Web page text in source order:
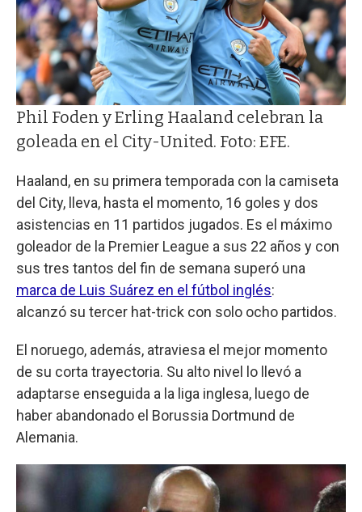
Phil Foden y Erling Haaland celebran la
goleada en el City-United. Foto: EFE.
Haaland, en su primera temporada con la camiseta
del City, lleva, hasta el momento, 16 goles y dos
asistencias en 11 partidos jugados. Es el máximo
goleador de la Premier League a sus 22 años y con
sus tres tantos del fin de semana superó una
marca de Luis Suárez en el fútbol inglés:
alcanzó su tercer hat-trick con solo ocho partidos.
El noruego, además, atraviesa el mejor momento
de su corta trayectoria. Su alto nivel lo llevó a
adaptarse enseguida a la liga inglesa, luego de
haber abandonado el Borussia Dortmund de
Alemania.